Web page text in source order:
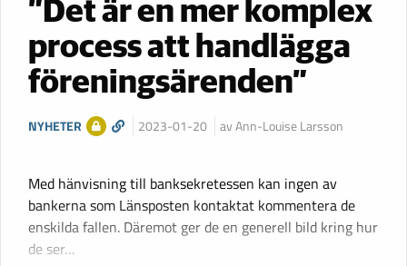
”Det är en mer komplex
process att handlägga
föreningsärenden”
NYHETER 2023-01-20 av Ann-Louise Larsson
Med hänvisning till banksekretessen kan ingen av
bankerna som Länsposten kontaktat kommentera de
enskilda fallen. Däremot ger de en generell bild kring hur
de ser…